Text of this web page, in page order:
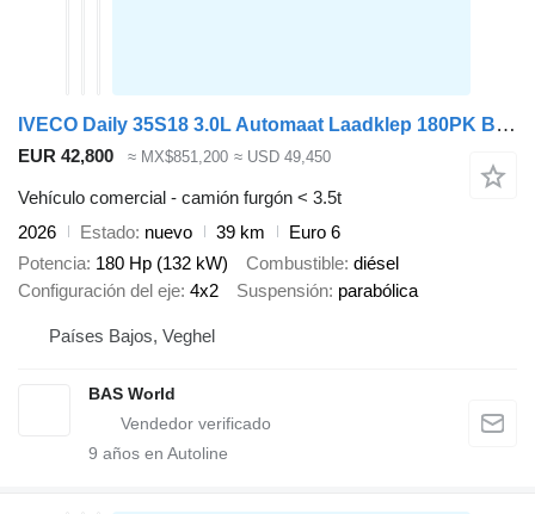
IVECO Daily 35S18 3.0L Automaat Laadklep 180PK Bakwagen ACC Airco Crui
EUR 42,800 ≈ MX$851,200 ≈ USD 49,450
Vehículo comercial - camión furgón < 3.5t
2026
Estado nuevo 39 km
Euro 6
Potencia 180 Hp (132 kW) Combustible diésel
Configuración del eje 4x2 Suspensión parabólica
Países Bajos, Veghel
BAS World
9 años en Autoline